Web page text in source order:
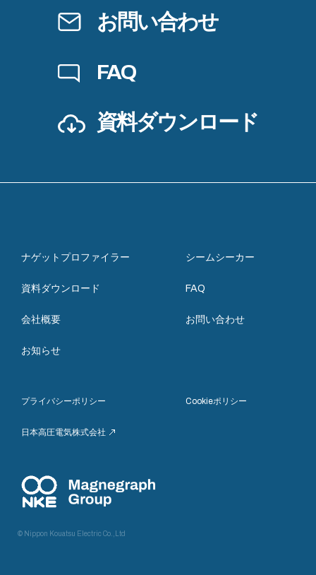
お問い合わせ
FAQ
資料ダウンロード
ナゲットプロファイラー シームシーカー
資料ダウンロード FAQ
会社概要 お問い合わせ
お知らせ
プライバシーポリシー Cookieポリシー
日本高圧電気株式会社
© Nippon Kouatsu Electric Co.,Ltd